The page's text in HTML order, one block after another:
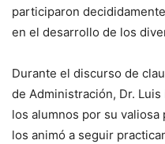
participaron
en el desarrollo de los
Durante el discurso de
de Administración, Dr.
los alumnos por su
los animó a seguir